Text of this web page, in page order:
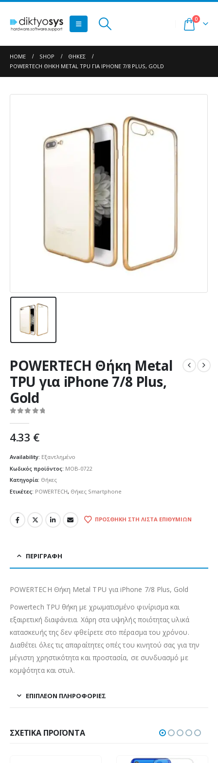
0
HOME SHOP
ΘΉΚΕΣ
POWERTECH ΘΉΚΗ METAL TPU ΓΙΑ IPHONE 7/8 PLUS, GOLD
POWERTECH Θήκη Metal
TPU για iPhone 7/8 Plus,
Gold
4.33 €
Availability: Εξαντλημένο
Κωδικός προϊόντος: MOB-0722
Κατηγορία: Θήκες
Ετικέτες: POWERTECH, Θήκες Smartphone
ΠΡΟΣΘΉΚΗ ΣΤΗ ΛΊΣΤΑ ΕΠΙΘΥΜΙΏΝ
ΠΕΡΙΓΡΑΦΉ
POWERTECH Θήκη Metal TPU για iPhone 7/8 Plus, Gold
Powertech TPU θήκη με χρωματισμένο φινίρισμα και
εξαιρετική διαφάνεια. Χάρη στα υψηλής ποιότητας υλικά
κατασκευής της δεν φθείρετε στο πέρασμα του χρόνου.
Διαθέτει όλες τις απαραίτητες οπές του κινητού σας για την
μέγιστη χρηστικότητα και προστασία, σε συνδυασμό με
κομψότητα και στυλ.
ΕΠΙΠΛΈΟΝ ΠΛΗΡΟΦΟΡΊΕΣ
ΣΧΕΤΙΚΆ ΠΡΟΪΌΝΤΑ